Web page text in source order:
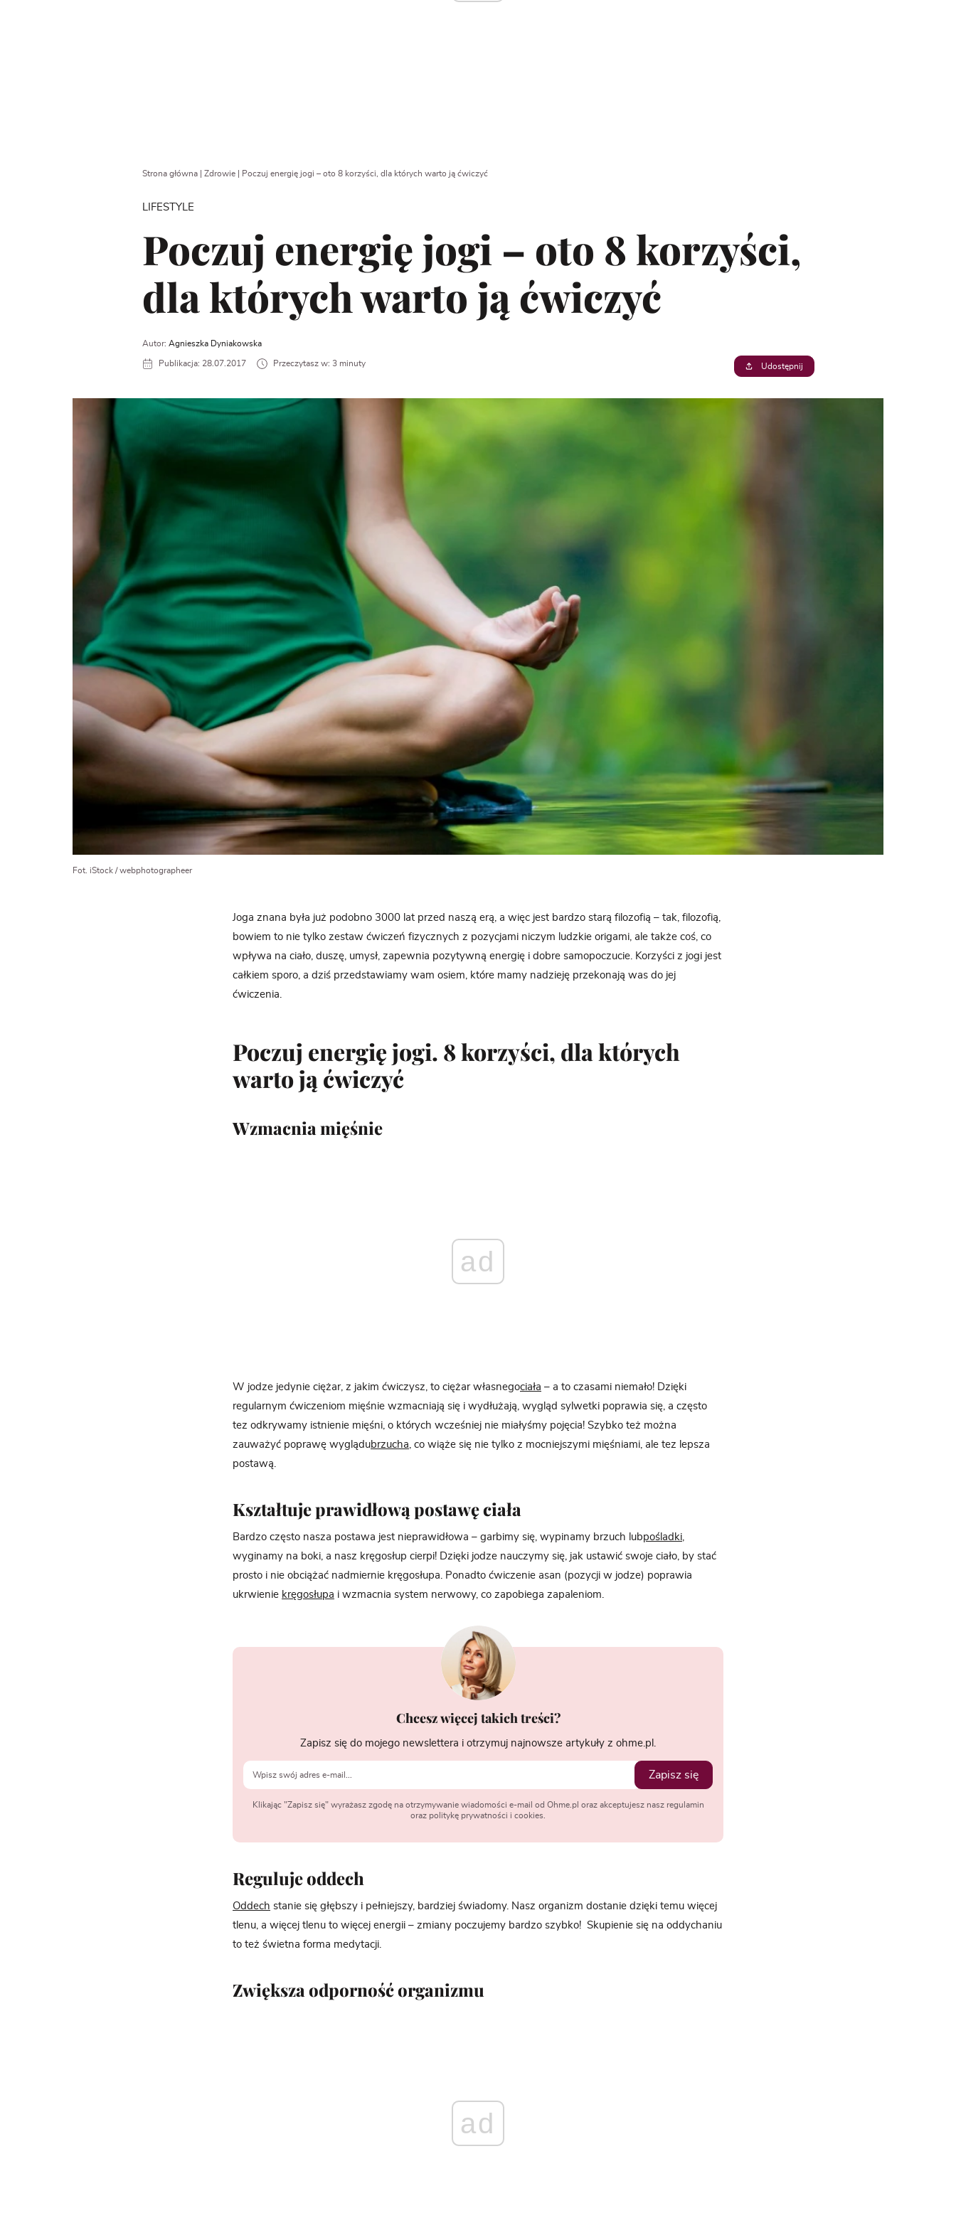
Strona główna| Zdrowie| Poczuj energię jogi – oto 8 korzyści, dla których warto ją ćwiczyć
LIFESTYLE
Poczuj energię jogi – oto 8 korzyści,
dla których warto ją ćwiczyć
Autor: Agnieszka Dyniakowska
Publikacja: 28.07.2017 Przeczytasz w: 3 minuty Udostępnij
Fot. iStock / webphotographeer
Joga znana była już podobno 3000 lat przed naszą erą, a więc jest bardzo starą filozofią – tak, filozofią,
bowiem to nie tylko zestaw ćwiczeń fizycznych z pozycjami niczym ludzkie origami, ale także coś, co
wpływa na ciało, duszę, umysł, zapewnia pozytywną energię i dobre samopoczucie. Korzyści z jogi jest
całkiem sporo, a dziś przedstawiamy wam osiem, które mamy nadzieję przekonają was do jej
ćwiczenia.
Poczuj energię jogi. 8 korzyści, dla których
warto ją ćwiczyć
Wzmacnia mięśnie
ad
W jodze jedynie ciężar, z jakim ćwiczysz, to ciężar własnegociała – a to czasami niemało! Dzięki
regularnym ćwiczeniom mięśnie wzmacniają się i wydłużają, wygląd sylwetki poprawia się, a często
tez odkrywamy istnienie mięśni, o których wcześniej nie miałyśmy pojęcia! Szybko też można
zauważyć poprawę wyglądubrzucha , co wiąże się nie tylko z mocniejszymi mięśniami, ale tez lepsza
postawą.
Kształtuje prawidłową postawę ciała
Bardzo często nasza postawa jest nieprawidłowa – garbimy się, wypinamy brzuch lubpośladki
wyginamy na boki, a nasz kręgosłup cierpi! Dzięki jodze nauczymy się, jak ustawić swoje ciało, by stać
prosto i nie obciążać nadmiernie kręgosłupa. Ponadto ćwiczenie asan (pozycji w jodze) poprawia
ukrwienie kręgosłupa i wzmacnia system nerwowy, co zapobiega zapaleniom.
Chcesz więcej takich treści?
Zapisz się do mojego newslettera i otrzymuj najnowsze artykuły z ohme.pl.
Zapisz się
Klikając "Zapisz się" wyrażasz zgodę na otrzymywanie wiadomości e-mail od Ohme.pl oraz akceptujesz nasz regulamin
oraz politykę prywatności i cookies.
Reguluje oddech
Oddech stanie się głębszy i pełniejszy, bardziej świadomy. Nasz organizm dostanie dzięki temu więcej
tlenu, a więcej tlenu to więcej energii – zmiany poczujemy bardzo szybko! Skupienie się na oddychaniu
to też świetna forma medytacji.
Zwiększa odporność organizmu
ad